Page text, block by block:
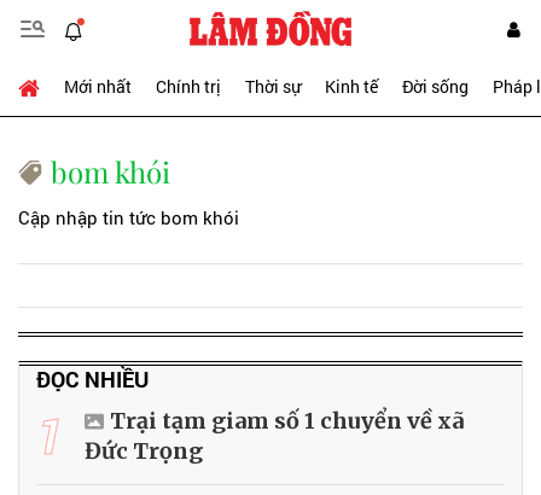
Mới nhất Chính trị Thời sự Kinh tế Đời sống Pháp
bom khói
Cập nhập tin tức bom khói
ĐỌC NHIỀU
1
Trại tạm giam số 1 chuyển về xã
Đức Trọng